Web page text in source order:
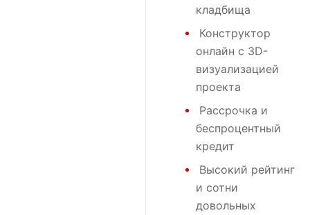
кладбища
Конструктор
онлайн с 3D-
визуализацией
проекта
Рассрочка и
беспроцентный
кредит
Высокий рейтинг
и сотни
довольных